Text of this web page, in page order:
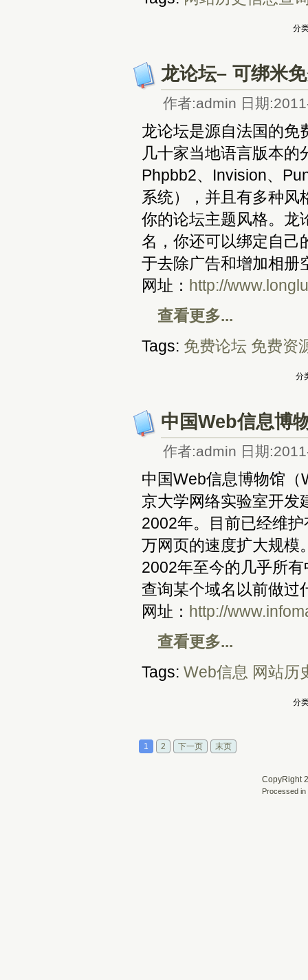
分
龙论坛– 可绑米
作者:admin 日期
龙论坛是源自法国的免
几十家当地语言版本
Phpbb2、Invision、
系统），并且有多种风
你的论坛主题风格。龙
名，你还可以绑定自己
于去除广告和增加相册
网址： http://
查看更多...
Tags: 免费论坛 免费资
分
中国Web信息博
作者:admin 日期
中国Web信息博物馆
京大学网络实验室开发
2002年。目前已经维
万网页的速度扩大规模
2002年至今的几乎所
查询某个域名以前做过
网址： http://
查看更多...
Tags: Web信息 网站历
分
1 2 下一页 末页
CopyRight
Processed in